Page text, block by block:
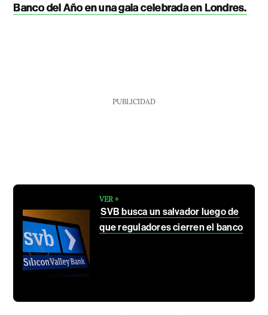
Banco del Año en una gala celebrada en Londres.
PUBLICIDAD
VER +
SVB busca un salvador luego de
que reguladores cierren el banco